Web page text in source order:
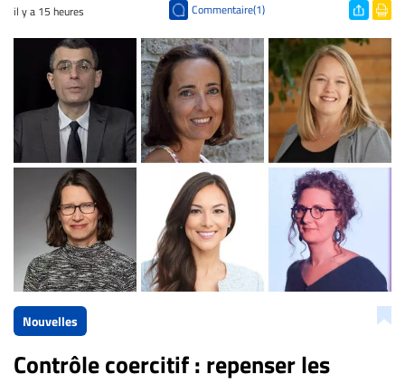
il y a 15 heures Commentaire(1)
Nouvelles
Contrôle coercitif : repenser les